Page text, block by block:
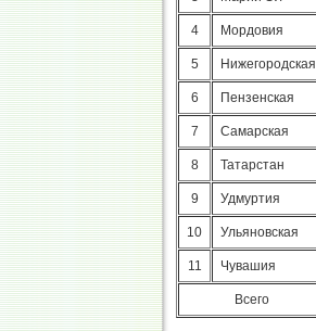
4 Мордовия
5 Нижегородская
6 Пензенская
7 Самарская
8 Татарстан
9 Удмуртия
10 Ульяновская
11 Чувашия
Всего